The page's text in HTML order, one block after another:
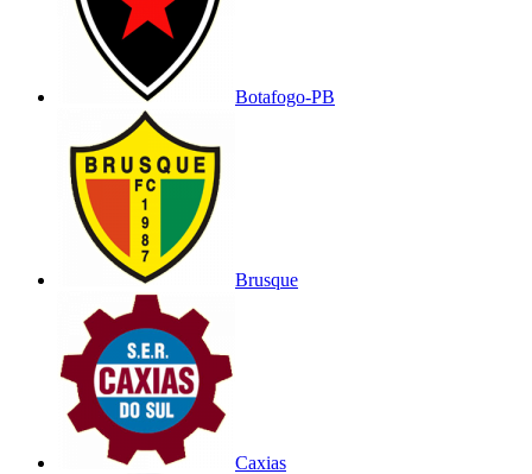
Botafogo-PB
Brusque
Caxias